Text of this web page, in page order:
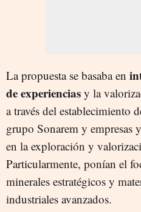
La propuesta se basaba en
de experiencias y la
a través del establecimiento
grupo Sonarem y empresas
en la exploración y
Particularmente, ponían el
minerales estratégicos y
industriales avanzados.